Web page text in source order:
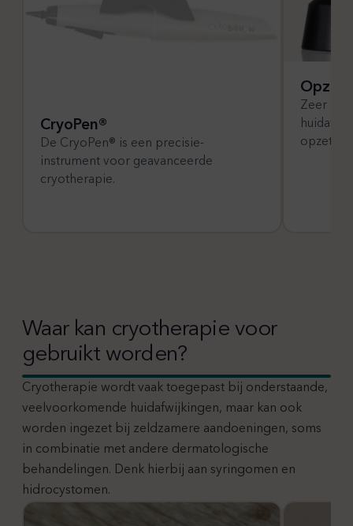
CryoPen®
De CryoPen® is een precisie-
instrument voor geavanceerde
cryotherapie.
Zeer
Waar kan cryotherapie voor
gebruikt worden?
Cryotherapie wordt vaak toegepast bij onderstaande,
veelvoorkomende huidafwijkingen, maar kan ook
worden ingezet bij zeldzamere aandoeningen, soms
in combinatie met andere dermatologische
behandelingen. Denk hierbij aan syringomen en
hidrocystomen.